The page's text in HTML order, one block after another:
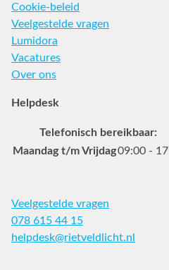
Cookie-beleid
Veelgestelde vragen
Lumidora
Vacatures
Over ons
Helpdesk
Telefonisch bereikbaar:
Maandag t/m Vrijdag09:00 -
Veelgestelde vragen
078 615 44 15
helpdesk@rietveldlicht.nl